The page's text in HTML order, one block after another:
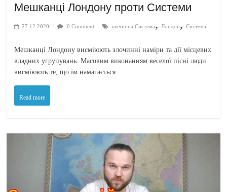
Мешканці Лондону проти Системи
27.12.2020 0 Comment злочинна Система, Лондон,Система
Мешканці Лондону висміюють злочинні наміри та дії місцевих
владних угрупувань. Масовим виконанням веселої пісні люди
висміюють те, що їм намагається
Read more